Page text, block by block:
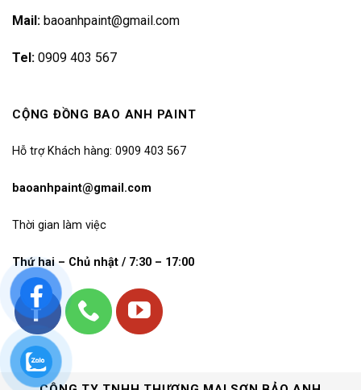
Mail: baoanhpaint@gmail.com
Tel: 0909 403 567
CỘNG ĐỒNG BAO ANH PAINT
Hỗ trợ Khách hàng: 0909 403 567
baoanhpaint@gmail.com
Thời gian làm việc
Thứ hai – Chủ nhật / 7:30 – 17:00